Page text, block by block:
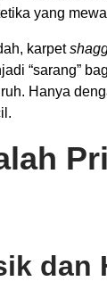
yang
karpet
“sarang”
Hanya
dan